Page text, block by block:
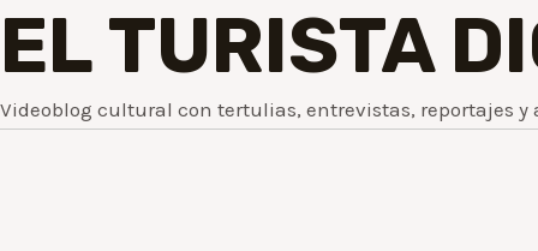
EL TURISTA
Videoblog cultural con tertulias, entrevistas, reportajes y